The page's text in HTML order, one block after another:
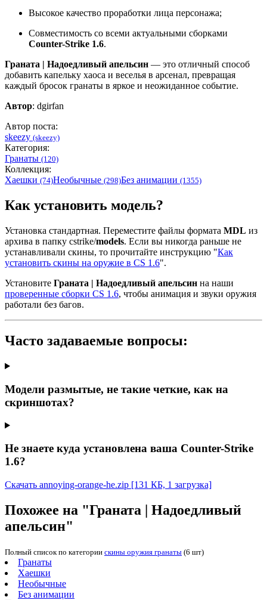
Высокое качество проработки лица персонажа;
Совместимость со всеми актуальными сборками
Counter-Strike 1.6.
Граната | Надоедливый апельсин — это отличный способ
добавить капельку хаоса и веселья в арсенал, превращая
каждый бросок гранаты в яркое и неожиданное событие.
Автор: dgirfan
Автор поста:
skeezy (skeezy)
Категория:
Гранаты (120)
Коллекция:
Хаешки (74)Необычные (298)Без анимации (1355)
Как установить модель?
Установка стандартная. Переместите файлы формата MDL из
архива в папку cstrike/models. Если вы никогда раньше не
устанавливали скины, то прочитайте инструкцию "Как
установить скины на оружие в CS 1.6".
Установите Граната | Надоедливый апельсин на наши
проверенные сборки CS 1.6, чтобы анимация и звуки оружия
работали без багов.
Часто задаваемые вопросы:
Модели размытые, не такие четкие, как на
скриншотах?
Не знаете куда установлена ваша Counter-Strike
1.6?
Скачать annoying-orange-he.zip [131 КБ, 1 загрузка]
Похожее на "Граната | Надоедливый
апельсин"
Полный список по категории скины оружия гранаты (6 шт)
Гранаты
Хаешки
Необычные
Без анимации